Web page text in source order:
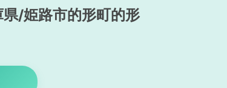
/姫路市的形町的形